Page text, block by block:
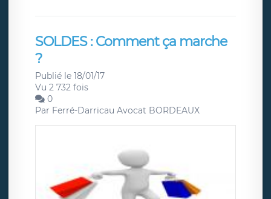
SOLDES : Comment ça marche
?
Publié le 18/01/17
Vu 2 732 fois
0
Par Ferré-Darricau Avocat BORDEAUX